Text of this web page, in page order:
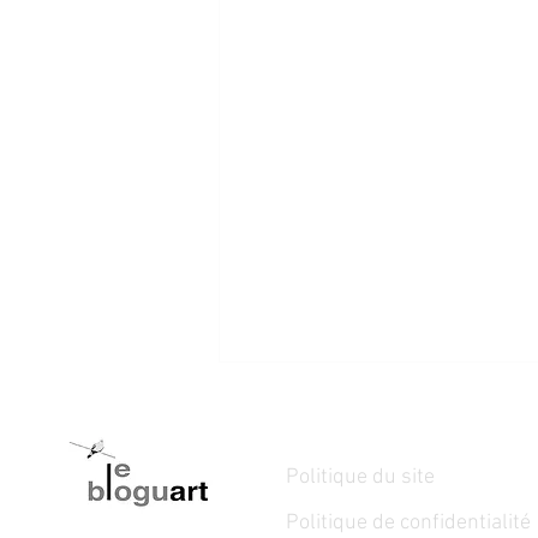
Politique du site
Politique de confidentialité